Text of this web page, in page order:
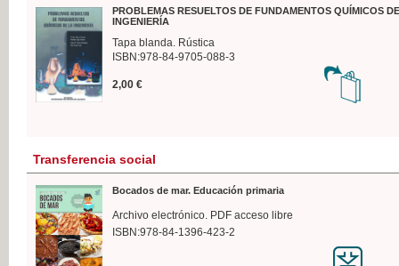
PROBLEMAS RESUELTOS DE FUNDAMENTOS QUÍMICOS
INGENIERÍA
Tapa blanda. Rústica
ISBN:978-84-9705-088-3
2,00 €
Transferencia social
Bocados de mar. Educación primaria
Archivo electrónico. PDF acceso libre
ISBN:978-84-1396-423-2